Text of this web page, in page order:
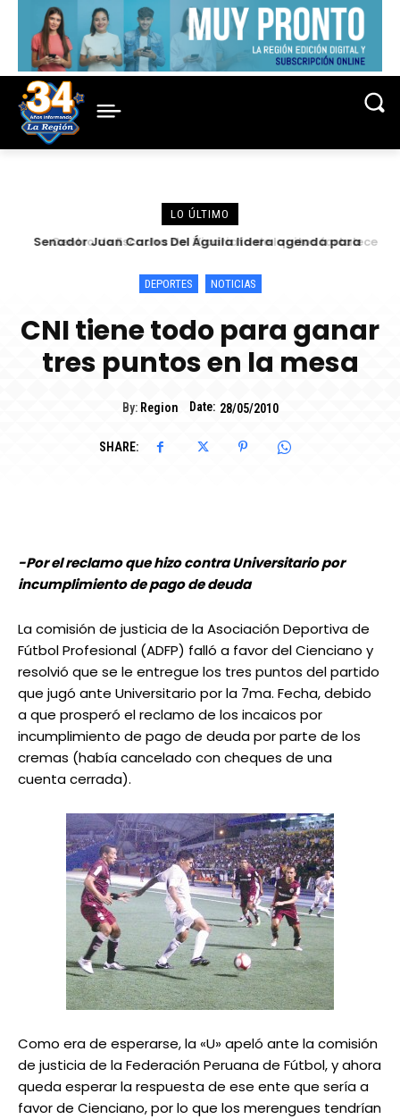
LO ÚLTIMO
Senador Juan Carlos Del Águila lidera agenda para
Centro de Escucha del Vicariato de Iquitos fortalece
DEPORTES NOTICIAS
CNI tiene todo para ganar
tres puntos en la mesa
By: Region Date: 28/05/2010
SHARE:
-Por el reclamo que hizo contra Universitario por
incumplimiento de pago de deuda
La comisión de justicia de la Asociación Deportiva de
Fútbol Profesional (ADFP) falló a favor del Cienciano y
resolvió que se le entregue los tres puntos del partido
que jugó ante Universitario por la 7ma. Fecha, debido
a que prosperó el reclamo de los incaicos por
incumplimiento de pago de deuda por parte de los
cremas (había cancelado con cheques de una
cuenta cerrada).
Como era de esperarse, la «U» apeló ante la comisión
de justicia de la Federación Peruana de Fútbol, y ahora
queda esperar la respuesta de ese ente que sería a
favor de Cienciano, por lo que los merengues tendrían